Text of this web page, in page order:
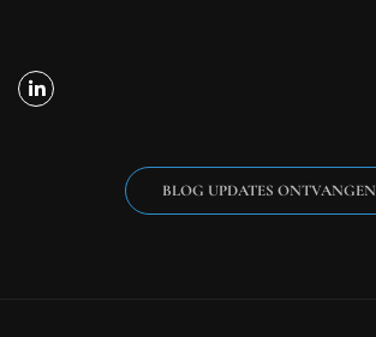
BLOG UPDATES ONTVANGEN